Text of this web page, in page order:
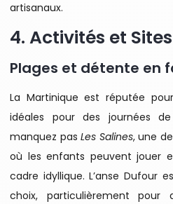
artisanaux.
4. Activités et
Plages et détente en
La Martinique est réputée
idéales pour des journées
manquez pasLes Salines, une
où les enfants peuvent jouer
cadre idyllique. L’anse Dufour
choix, particulièrement